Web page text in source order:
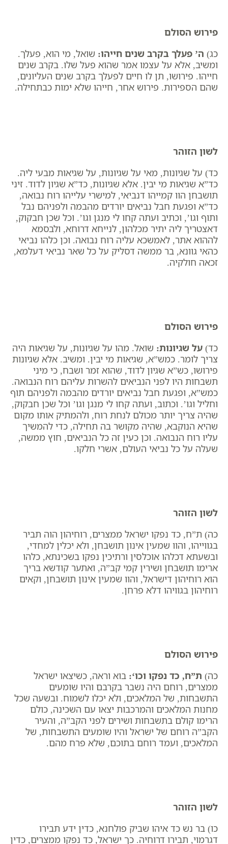
פירוש הסולם
כג) ה’ פעלך בקרב שנים חייהו: שואל, מי הוא, פעלך.
ומשיב, אלא על עצמו אמר שהוא פעל שלו. בקרב שנים
חייהו. פירושו, תן לו חיים לפעלך בקרב שנים העליונים,
שהם הספירות. פירוש אחר, חייהו שלא ימות כבתחילה.
לשון הזוהר
כד) על שגיונות, מאי על שגיונות, על שגיאות מבעי ליה.
כד”א שגיאות מי יבין. אלא שגיונות, כד”א שגיון לדוד. זיני
תושבחן הוו קמייהו דנביאי, למישרי עלייהו רוח נבואה,
כד”א ופגעת חבל נביאים יורדים מהבמה ולפניהם נבל
ותוף וגו’, וכתיב ועתה קחו לי מנגן וגו’. וכל שכן חבקוק,
דאצטריך ליה יתיר מכלהון, לנייחא דרוחא, ולבסמא
לההוא אתר, לאמשכא עליה רוח נבואה. וכן כלהו נביאי
כהאי גוונא, בר ממשה דסליק על כל שאר נביאי דעלמא,
זכאה חולקיה.
פירוש הסולם
כד) על שגיונות: שואל. מהו על שגיונות, על שגיאות היה
צריך לומר. כמש”א, שגיאות מי יבין. ומשיב. אלא שגיונות
פירושו, כש”א שגיון לדוד, שהוא זמר ושבח, כי מיני
תשבחות היו לפני הנביאים להשרות עליהם רוח הנבואה.
כמש”א, ופגעת חבל נביאים יורדים מהבמה ולפניהם תוף
וחליל וגו’. וכתוב, ועתה קחו לי מנגן וגו’ וכל שכן חבקוק,
שהיה צריך יותר מכולם לנחת רוח, ולהמתיק אותו מקום
שהיא הנוקבא, שהיה מקושר בה תחילה, כדי להמשיך
עליו רוח הנבואה. וכן כעין זה כל הנביאים, חוץ ממשה,
שעלה על כל נביאי העולם, אשרי חלקו.
לשון הזוהר
כה) ת”ח, כד נפקו ישראל ממצרים, רוחיהון הוה תביר
בגווייהו, והוו שמעין אינון תושבחן, ולא יכלין למחדי,
ובשעתא דכלהו אוכלסין ורתיכין נפקו בשכינתא, כלהו
ארימו תושבחן ושירין קמי קב”ה, ואתער קודשא בריך
הוא רוחיהון דישראל, והוו שמעין אינון תושבחן, וקאים
רוחיהון בגוויהו דלא פרחן.
פירוש הסולם
כה) ת”ח, כד נפקו וכו‘: בוא וראה, כשיצאו ישראל
ממצרים, רוחם היה נשבר בקרבם והיו שומעים
התשבחות, של המלאכים, ולא יכלו לשמוח. ובשעה שכל
מחנות המלאכים והמרכבות יצאו עם השכינה, כולם
הרימו קולם בתשבחות ושירים לפני הקב”ה, והעיר
הקב”ה רוחם של ישראל והיו שומעים התשבחות, של
המלאכים, ועמד רוחם בתוכם, שלא פרח מהם.
לשון הזוהר
כו) בר נש כד איהו שביק פולחנא, כדין ידע תבירו
דגרמוי, תבירו דרוחיה. כך ישראל, כד נפקו ממצרים, כדין